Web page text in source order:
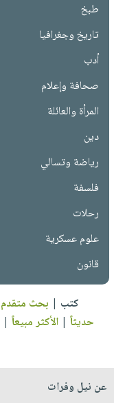
طبخ
تاريخ وجغرافيا
أدب
صحافة وإعلام
المرأة والعائلة
دين
رياضة وتسالي
فلسفة
رحلات
علوم عسكرية
قانون
كتب | بحث متقدم
حديثاً |الأكثر مبيعاً |
عن نيل وفرات